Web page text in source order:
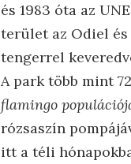
és 1983 óta az
terület az Odiel
tengerrel
A park több mint
flamingo
rózsaszín
itt a téli